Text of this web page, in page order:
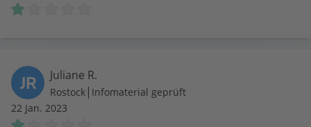
JR Juliane R.
Rostock | Infomaterial geprüft
22 Jan. 2023